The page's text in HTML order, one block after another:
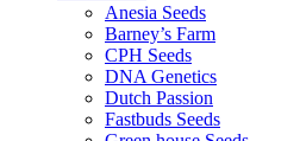
Anesia Seeds
Barney’s Farm
CPH Seeds
DNA Genetics
Dutch Passion
Fastbuds Seeds